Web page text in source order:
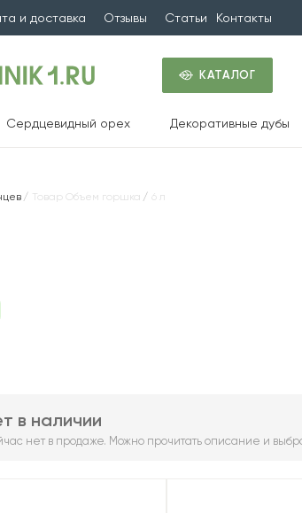
и доставка Отзывы Статьи Контакты
КАТАЛОГ
Сердцевидный орех Декоративные дубы
Товар Объем горшка 6 л
в наличии
нет в продаже. Можно прочитать описание и